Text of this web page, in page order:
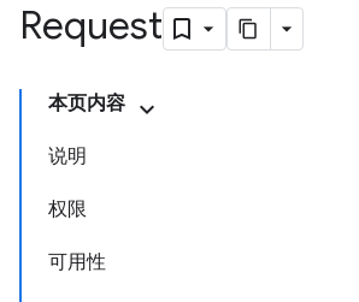
Request
本页内容
说明
权限
可用性